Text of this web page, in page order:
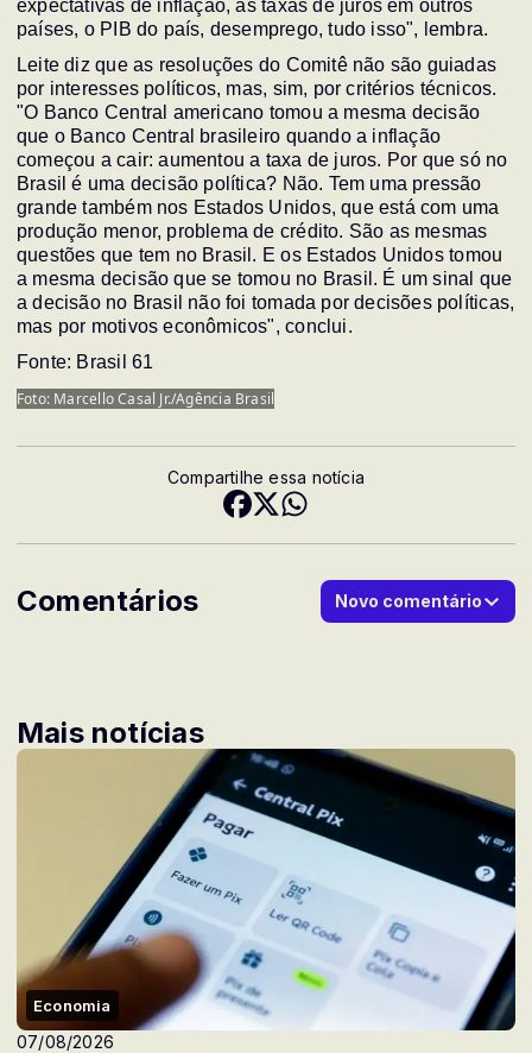
expectativas de inflação, as taxas de juros em outros
países, o PIB do país, desemprego, tudo isso", lembra.
Leite diz que as resoluções do Comitê não são guiadas
por interesses políticos, mas, sim, por critérios técnicos.
"O Banco Central americano tomou a mesma decisão
que o Banco Central brasileiro quando a inflação
começou a cair: aumentou a taxa de juros. Por que só no
Brasil é uma decisão política? Não. Tem uma pressão
grande também nos Estados Unidos, que está com uma
produção menor, problema de crédito. São as mesmas
questões que tem no Brasil. E os Estados Unidos tomou
a mesma decisão que se tomou no Brasil. É um sinal que
a decisão no Brasil não foi tomada por decisões políticas,
mas por motivos econômicos", conclui.
Fonte: Brasil 61
Foto: Marcello Casal Jr./Agência Brasil
Compartilhe essa notícia
Comentários Novo comentário
Mais notícias
Economia
07/08/2026